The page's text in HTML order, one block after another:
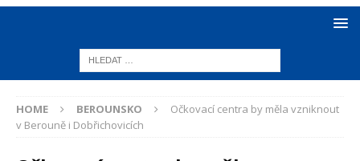
HOME BEROUNSKO
Očkovací centra by měla vzniknout
v Berouně i Dobřichovicích